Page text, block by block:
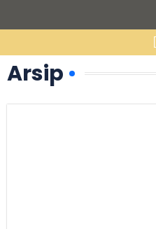
Arsip